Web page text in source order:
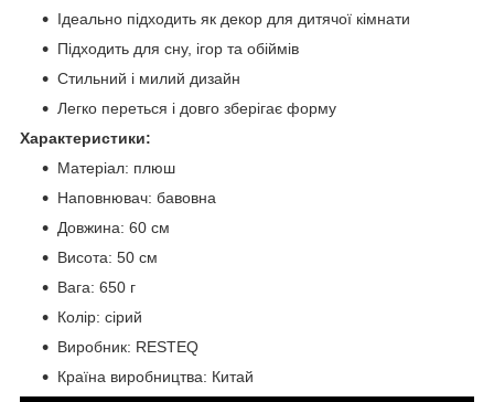
Ідеально підходить як декор для дитячої кімнати
Підходить для сну, ігор та обіймів
Стильний і милий дизайн
Легко переться і довго зберігає форму
Характеристики:
Матеріал: плюш
Наповнювач: бавовна
Довжина: 60 см
Висота: 50 см
Вага: 650 г
Колір: сірий
Виробник: RESTEQ
Країна виробництва: Китай